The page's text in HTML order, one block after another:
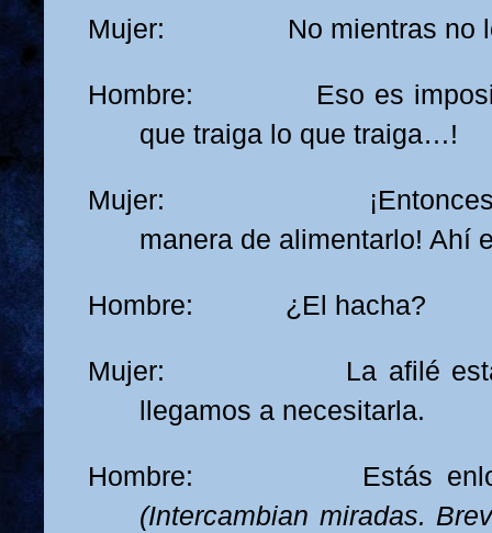
Mujer: No mientras no lo
Hombre: Eso es
que traiga lo que traiga…!
Mujer: ¡Entonces
manera de alimentarlo! Ahí
Hombre: ¿El hacha?
Mujer: La afilé esta
llegamos a necesitarla.
Hombre: Estás
(Intercambian miradas.